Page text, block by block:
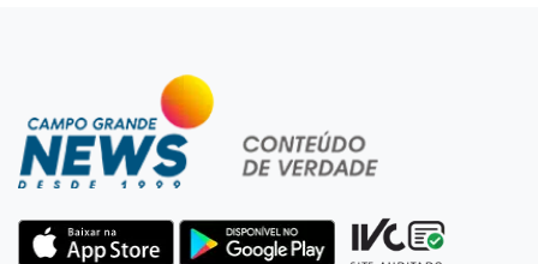
Agregado
Inter perde para o Corinthians mas avança às
quartas da Copa do Brasil
Vitória goleia Athletico-PR por 4 a 0 e avança